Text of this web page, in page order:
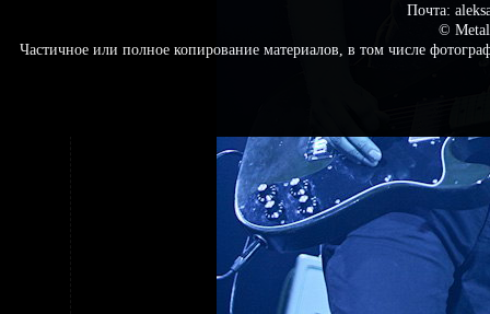
Почта:
©
Частичное или полное копирование материалов, в том числе